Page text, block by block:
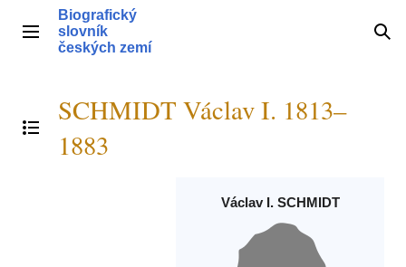
obsahHlavní menu
Biografický
slovník
českých zemí
Přepnout obsah
SCHMIDT Václav I. 1813–
1883
Václav I. SCHMIDT